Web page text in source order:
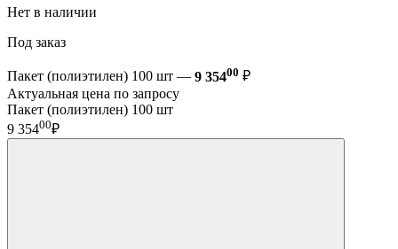
Нет в наличии
Под заказ
Пакет (полиэтилен) 100 шт — 9 35400 ₽
Актуальная цена по запросу
Пакет (полиэтилен) 100 шт
9 35400₽